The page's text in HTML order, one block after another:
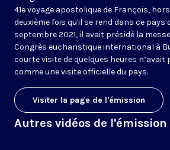
41e voyage apostolique de François,
deuxième fois qu'il se rend dans ce pays
septembre 2021, il avait présidé la
Congrès eucharistique international à
courte visite de quelques heures n’avait
comme une visite officielle du pays.
Visiter la page de l'émission
Autres vidéos de l'émission